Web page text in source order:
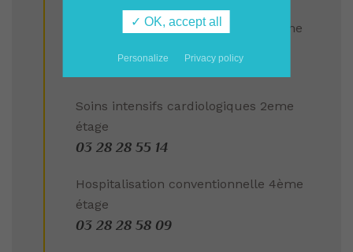
Hospitalisation conventionnelle 2eme
Soins intensifs cardiologiques 2eme
étage
03 28 28 55 14
Hospitalisation conventionnelle 4ème
étage
03 28 28 58 09
✓ OK, accept all
Personalize Privacy policy